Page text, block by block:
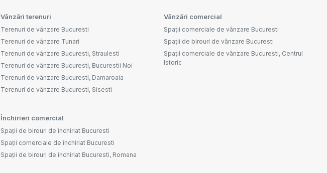
Vânzări terenuri
Terenuri de vânzare Bucuresti
Terenuri de vânzare Tunari
Terenuri de vânzare Bucuresti, Straulesti
Terenuri de vânzare Bucuresti, Bucurestii Noi
Terenuri de vânzare Bucuresti, Damaroaia
Terenuri de vânzare Bucuresti, Sisesti
Vânzări comercial
Spații comerciale de vânzare Bucuresti
Spații de birouri de vânzare Bucuresti
Spații comerciale de vânzare Bucuresti, Centrul
Istoric
Închirieri comercial
Spații de birouri de închiriat Bucuresti
Spații comerciale de închiriat Bucuresti
Spații de birouri de închiriat Bucuresti, Romana